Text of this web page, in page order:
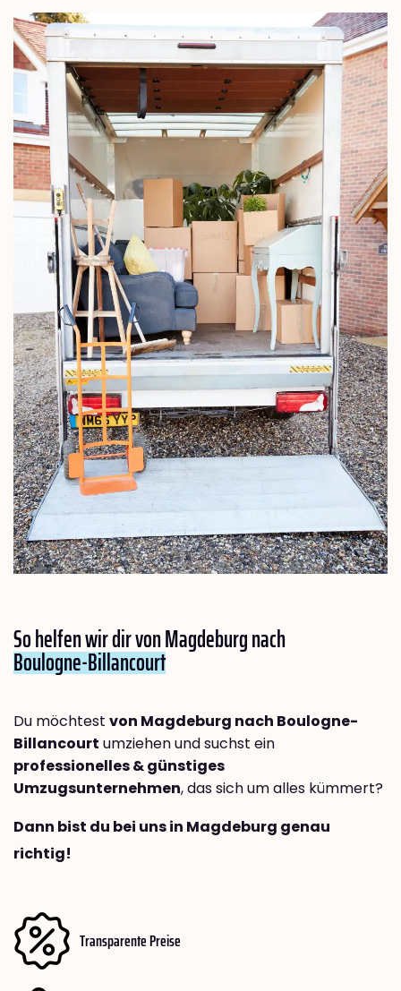
So helfen wir dir von Magdeburg nach
Boulogne-Billancourt
Du möchtest von Magdeburg nach Boulogne-
Billancourt umziehen und suchst ein
professionelles & günstiges
Umzugsunternehmen, das sich um alles kümmert?
Dann bist du bei uns in Magdeburg genau
richtig!
Transparente Preise